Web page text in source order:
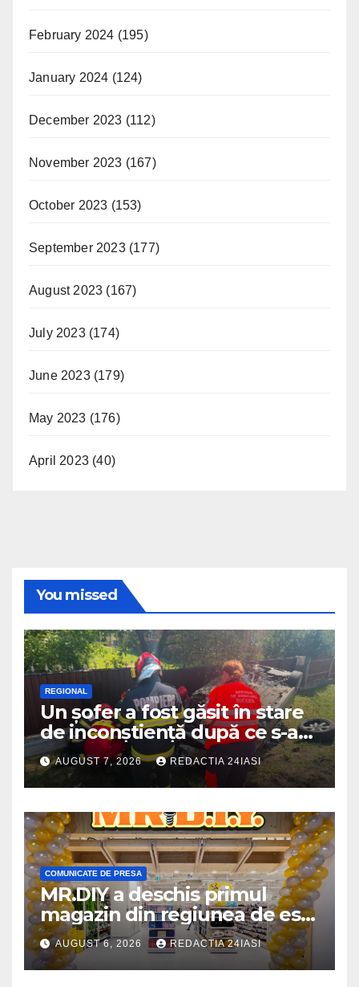
February 2024 (195)
January 2024 (124)
December 2023 (112)
November 2023 (167)
October 2023 (153)
September 2023(177)
August 2023 (167)
July 2023(174)
June 2023(179)
May 2023 (176)
April 2023 (40)
You missed
REGIONAL
Un șofer a fost găsit în stare
de inconștiență după ce s-a
răsturnat cu autoturismul pe
marginea drumului
AUGUST 7, 2026 REDACTIA 24IASI
COMUNICATE DE PRESA
MR.DIY a deschis primul
magazin din regiunea de est,
la Iulius Mall Iași: peste 10.000
de produse, la prețuri
avantajoase
AUGUST 6, 2026 REDACTIA 24IASI